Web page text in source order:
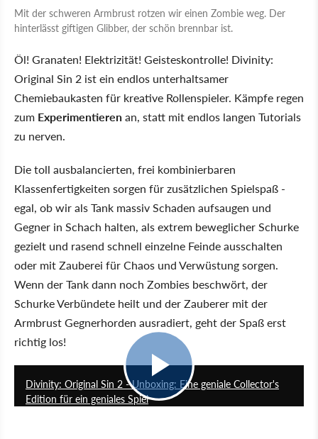
Mit der schweren Armbrust rotzen wir einen Zombie weg. Der
hinterlässt giftigen Glibber, der schön brennbar ist.
Öl! Granaten! Elektrizität! Geisteskontrolle! Divinity:
Original Sin 2 ist ein endlos unterhaltsamer
Chemiebaukasten für kreative Rollenspieler. Kämpfe regen
zum Experimentierenan, statt mit endlos langen Tutorials
zu nerven.
Die toll ausbalancierten, frei kombinierbaren
Klassenfertigkeiten sorgen für zusätzlichen Spielspaß -
egal, ob wir als Tank massiv Schaden aufsaugen und
Gegner in Schach halten, als extrem beweglicher Schurke
gezielt und rasend schnell einzelne Feinde ausschalten
oder mit Zauberei für Chaos und Verwüstung sorgen.
Wenn der Tank dann noch Zombies beschwört, der
Schurke Verbündete heilt und der Zauberer mit der
Armbrust Gegnerhorden ausradiert, geht der Spaß erst
richtig los!
Divinity: Original Sin 2 - Unboxing: Eine geniale Collector's
Edition für ein geniales Spiel